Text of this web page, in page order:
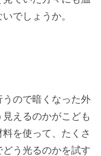
でしょうか。
ので暗くなった外
えるのかがこども
を使って、たくさ
う光るのかを試す